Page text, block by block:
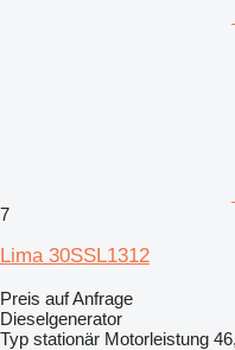
7
Lima 30SSL1312
Preis auf Anfrage
Dieselgenerator
Typ stationär Motorleistung